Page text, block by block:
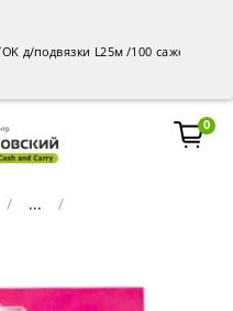
д/подвязки L25м /100 саженцы –
0
...